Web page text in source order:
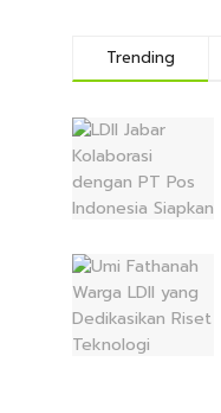
Trending